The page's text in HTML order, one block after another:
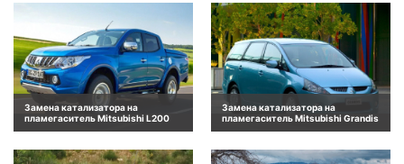
Замена катализатора на
пламегаситель Mitsubishi L200
Замена катализатора на
пламегаситель Mitsubishi Grandis